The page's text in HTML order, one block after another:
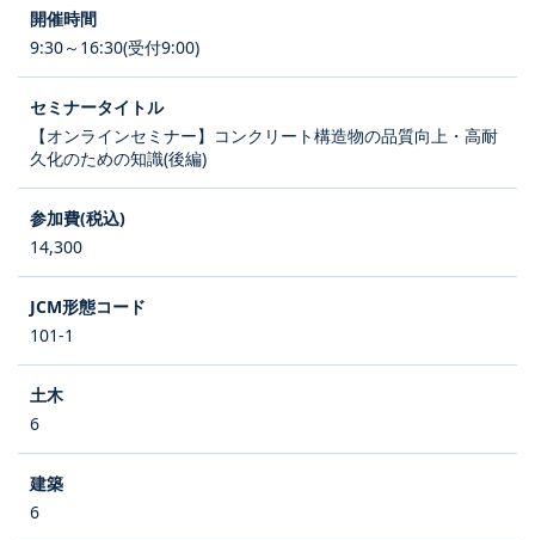
9:30～16:30(受付9:00)
【オンラインセミナー】コンクリート構造物の品質向上・高耐
久化のための知識(後編)
14,300
101-1
6
6